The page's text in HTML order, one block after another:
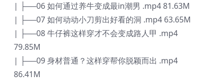
| ├──06 如何通过养牛变成最in潮男 .mp4 81.63M
| ├──07 如何动动小刀剪出好看的洞 .mp4 63.65M
| ├──08 牛仔裤这样穿才不会变成路人甲 .mp4
79.85M
| ├──09 身材普通？这样穿帮你脱颖而出 .mp4
86.41M